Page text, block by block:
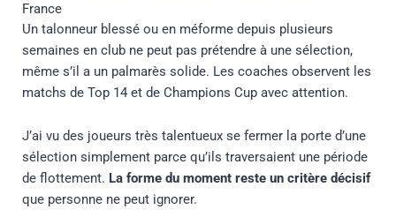
France
Un talonneur blessé ou en méforme depuis plusieurs
semaines en club ne peut pas prétendre à une sélection,
même s’il a un palmarès solide. Les coaches observent les
matchs de Top 14 et de Champions Cup avec attention.
J’ai vu des joueurs très talentueux se fermer la porte d’une
sélection simplement parce qu’ils traversaient une période
de flottement. La forme du moment reste un critère décisif
que personne ne peut ignorer.